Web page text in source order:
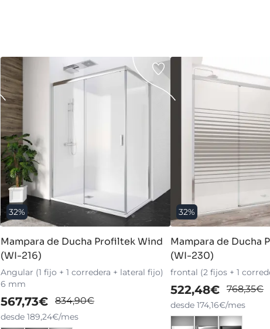
32%
Mampara de Ducha Profiltek Wind
(WI-216)
Angular (1 fijo + 1 corredera + lateral fijo)
6 mm
567,73€ 834,90€
desde 189,24€/mes
32%
Mampara de Ducha
(WI-230)
frontal (2 fijos + 1
522,48€ 768,35€
desde 174,16€/mes